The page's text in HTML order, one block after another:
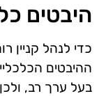
היבטים
כדי לנהל קניין
ההיבטים
בעל ערך רב,